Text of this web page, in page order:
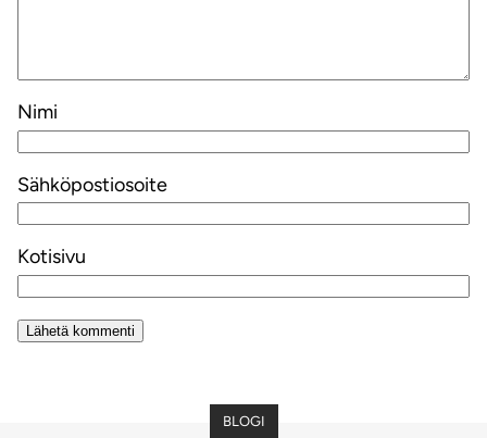
Nimi
Sähköpostiosoite
Kotisivu
BLOGI
BLOGI
BLOGI